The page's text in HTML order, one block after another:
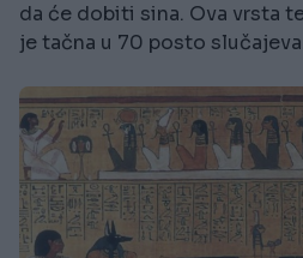
da će dobiti sina. Ova vrsta
je tačna u 70 posto